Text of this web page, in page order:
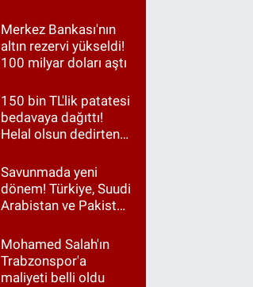
Merkez Bankası'nın
altın rezervi yükseldi!
100 milyar doları aştı
150 bin TL'lik patatesi
bedavaya dağıttı!
Helal olsun dedirten
Savunmada yeni
dönem! Türkiye, Suudi
Arabistan ve Pakistan
Mohamed Salah'ın
Trabzonspor'a
maliyeti belli oldu